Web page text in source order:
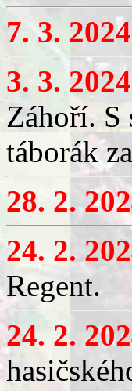
7. 3.
3. 3.
Záhoří. S
táborák
28. 2.
24. 2.
Regent.
24. 2.